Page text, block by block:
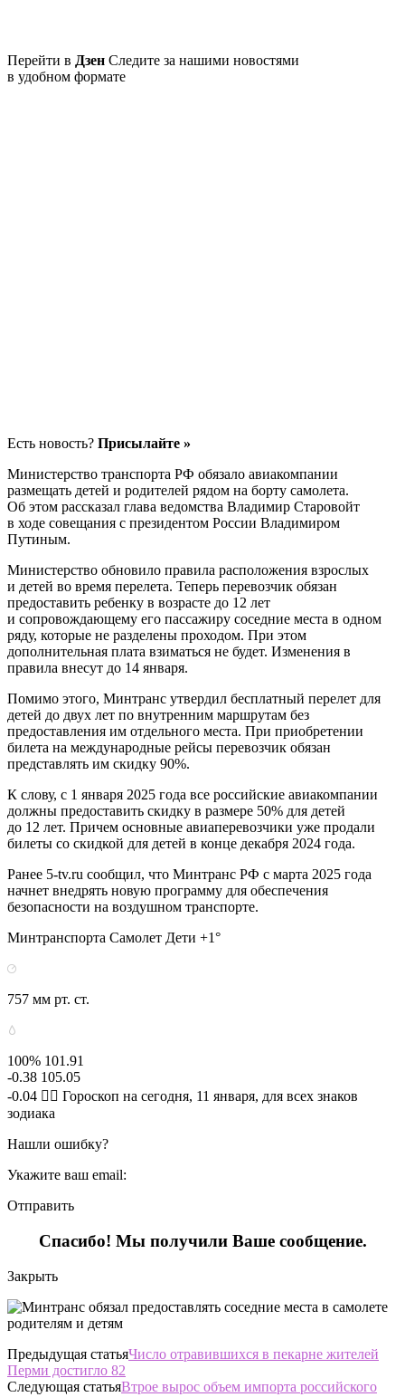
Перейти в Дзен Следите за нашими новостями
в удобном формате
Есть новость? Присылайте »
Министерство транспорта РФ обязало авиакомпании
размещать детей и родителей рядом на борту самолета.
Об этом рассказал глава ведомства Владимир Старовойт
в ходе совещания с президентом России Владимиром
Путиным.
Министерство обновило правила расположения взрослых
и детей во время перелета. Теперь перевозчик обязан
предоставить ребенку в возрасте до 12 лет
и сопровождающему его пассажиру соседние места в одном
ряду, которые не разделены проходом. При этом
дополнительная плата взиматься не будет. Изменения в
правила внесут до 14 января.
Помимо этого, Минтранс утвердил бесплатный перелет для
детей до двух лет по внутренним маршрутам без
предоставления им отдельного места. При приобретении
билета на международные рейсы перевозчик обязан
представлять им скидку 90%.
К слову, с 1 января 2025 года все российские авиакомпании
должны предоставить скидку в размере 50% для детей
до 12 лет. Причем основные авиаперевозчики уже продали
билеты со скидкой для детей в конце декабря 2024 года.
Ранее 5-tv.ru сообщил, что Минтранс РФ с марта 2025 года
начнет внедрять новую программу для обеспечения
безопасности на воздушном транспорте.
Минтранспорта Самолет Дети +1°
757 мм рт. ст.
100% 101.91
-0.38 105.05
-0.04 🧙‍♀ Гороскоп на сегодня, 11 января, для всех знаков
зодиака
Нашли ошибку?
Укажите ваш email:
Отправить
Спасибо! Мы получили Ваше сообщение.
Закрыть
Предыдущая статьяЧисло отравившихся в пекарне жителей
Перми достигло 82
Следующая статьяВтрое вырос объем импорта российского